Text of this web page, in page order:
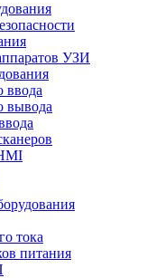
УЗИ
ввода
вывода
тока
питания